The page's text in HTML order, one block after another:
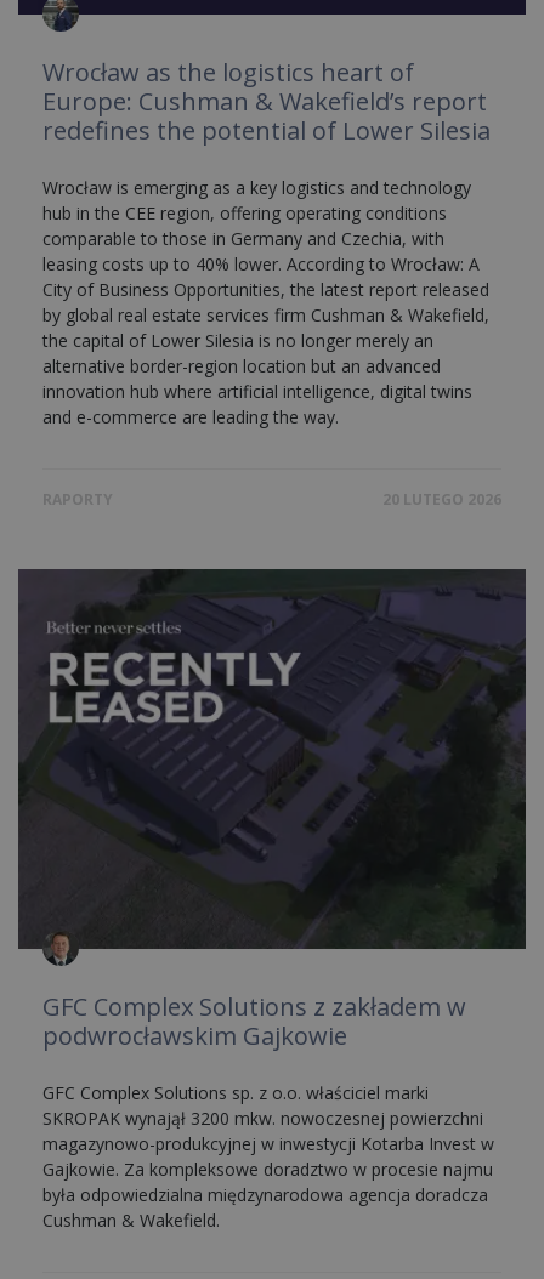
Wrocław as the logistics heart of
Europe: Cushman & Wakefield’s report
redefines the potential of Lower Silesia
Wrocław is emerging as a key logistics and technology
hub in the CEE region, offering operating conditions
comparable to those in Germany and Czechia, with
leasing costs up to 40% lower. According to Wrocław: A
City of Business Opportunities, the latest report released
by global real estate services firm Cushman & Wakefield,
the capital of Lower Silesia is no longer merely an
alternative border-region location but an advanced
innovation hub where artificial intelligence, digital twins
and e-commerce are leading the way.
RAPORTY 20 LUTEGO 2026
GFC Complex Solutions z zakładem w
podwrocławskim Gajkowie
GFC Complex Solutions sp. z o.o. właściciel marki
SKROPAK wynajął 3200 mkw. nowoczesnej powierzchni
magazynowo-produkcyjnej w inwestycji Kotarba Invest w
Gajkowie. Za kompleksowe doradztwo w procesie najmu
była odpowiedzialna międzynarodowa agencja doradcza
Cushman & Wakefield.